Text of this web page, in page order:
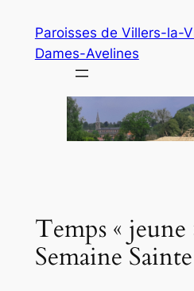
contenu
Paroisses de Villers-la-
Dames-Avelines
Temps «
Semaine Sainte